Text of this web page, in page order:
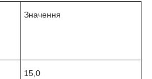
Значення
15,0